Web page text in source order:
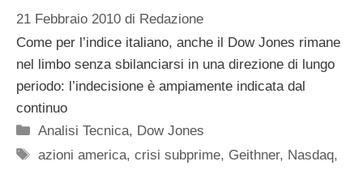
21 Febbraio 2010 di Redazione
Come per l’indice italiano, anche il Dow Jones rimane
nel limbo senza sbilanciarsi in una direzione di lungo
periodo: l’indecisione è ampiamente indicata dal
continuo
Categorie
Analisi Tecnica, Dow Jones
Tag
azioni america,crisi subprime, Geithner, Nasdaq,